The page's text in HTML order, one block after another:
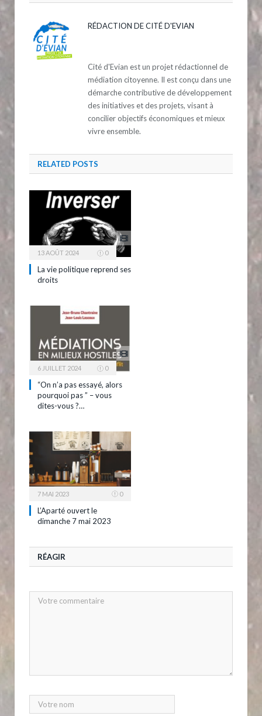
RÉDACTION DE CITÉ D'EVIAN
Cité d'Evian est un projet rédactionnel de
médiation citoyenne. Il est conçu dans une
démarche contributive de développement
des initiatives et des projets, visant à
concilier objectifs économiques et mieux
vivre ensemble.
RELATED POSTS
13 AOÛT 2024 0
La vie politique reprend ses
droits
6 JUILLET 2024 0
“On n’a pas essayé, alors
pourquoi pas ” – vous
dites-vous ?…
7 MAI 2023 0
L’Aparté ouvert le
dimanche 7 mai 2023
RÉAGIR